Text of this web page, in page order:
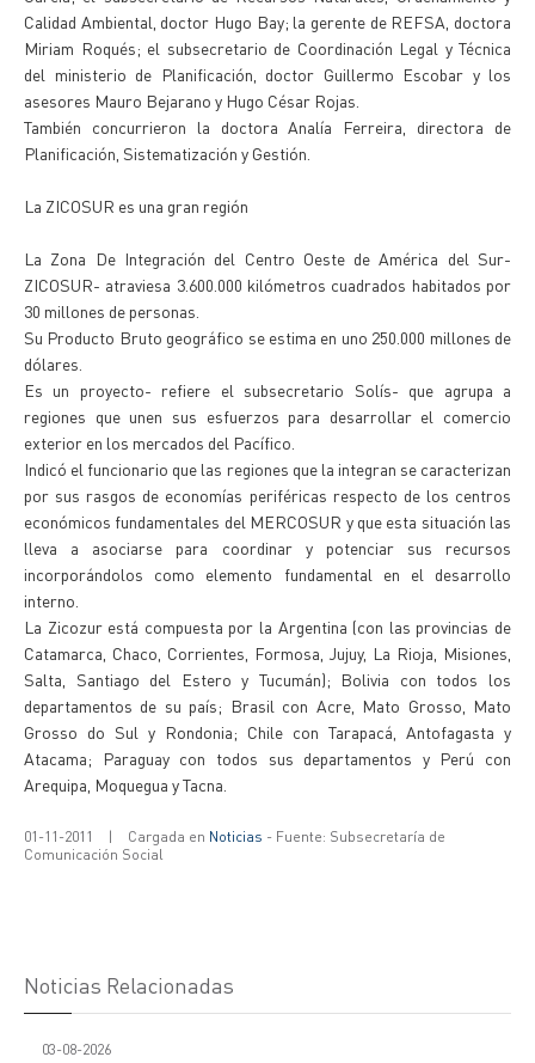
Calidad Ambiental, doctor Hugo Bay; la gerente de REFSA, doctora
Miriam Roqués; el subsecretario de Coordinación Legal y Técnica
del ministerio de Planificación, doctor Guillermo Escobar y los
asesores Mauro Bejarano y Hugo César Rojas.
También concurrieron la doctora Analía Ferreira, directora de
Planificación, Sistematización y Gestión.
La ZICOSUR es una gran región
La Zona De Integración del Centro Oeste de América del Sur-
ZICOSUR- atraviesa 3.600.000 kilómetros cuadrados habitados por
30 millones de personas.
Su Producto Bruto geográfico se estima en uno 250.000 millones de
dólares.
Es un proyecto- refiere el subsecretario Solís- que agrupa a
regiones que unen sus esfuerzos para desarrollar el comercio
exterior en los mercados del Pacífico.
Indicó el funcionario que las regiones que la integran se caracterizan
por sus rasgos de economías periféricas respecto de los centros
económicos fundamentales del MERCOSUR y que esta situación las
lleva a asociarse para coordinar y potenciar sus recursos
incorporándolos como elemento fundamental en el desarrollo
interno.
La Zicozur está compuesta por la Argentina (con las provincias de
Catamarca, Chaco, Corrientes, Formosa, Jujuy, La Rioja, Misiones,
Salta, Santiago del Estero y Tucumán); Bolivia con todos los
departamentos de su país; Brasil con Acre, Mato Grosso, Mato
Grosso do Sul y Rondonia; Chile con Tarapacá, Antofagasta y
Atacama; Paraguay con todos sus departamentos y Perú con
Arequipa, Moquegua y Tacna.
01-11-2011 | Cargada en Noticias - Fuente: Subsecretaría de
Comunicación Social
Noticias Relacionadas
03-08-2026